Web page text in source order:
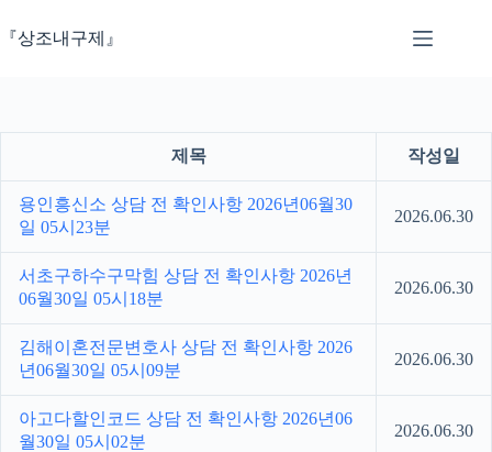
문『상조내구제』
제목 작성일
용인흥신소 상담 전 확인사항 2026년06월30
일 05시23분
2026.06.30
서초구하수구막힘 상담 전 확인사항 2026년
06월30일 05시18분
2026.06.30
김해이혼전문변호사 상담 전 확인사항 2026
년06월30일 05시09분
2026.06.30
아고다할인코드 상담 전 확인사항 2026년06
월30일 05시02분
2026.06.30